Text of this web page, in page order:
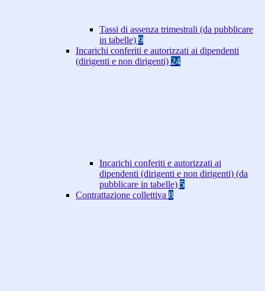
Tassi di assenza trimestrali (da pubblicare
in tabelle) 9
Incarichi conferiti e autorizzati ai dipendenti
(dirigenti e non dirigenti) 24
Incarichi conferiti e autorizzati ai
dipendenti (dirigenti e non dirigenti) (da
pubblicare in tabelle) 5
Contrattazione collettiva 8